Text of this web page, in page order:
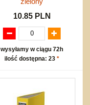
10.85 PLN
wysyłamy w ciągu 72h
ilość dostępna: 23 *